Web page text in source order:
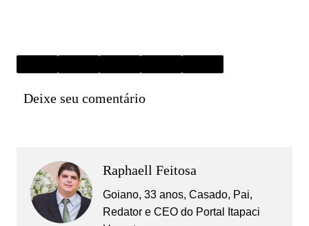
Deixe seu comentário
Raphaell Feitosa
Goiano, 33 anos, Casado, Pai,
Redator e CEO do Portal Itapaci